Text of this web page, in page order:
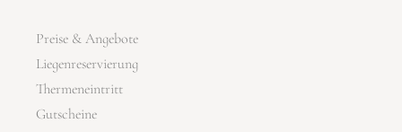
Preise & Angebote
Liegenreservierung
Thermeneintritt
Gutscheine